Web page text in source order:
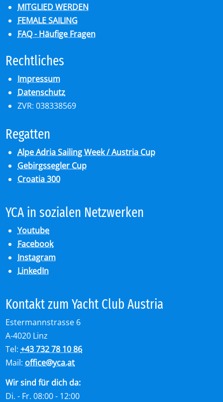
MITGLIED WERDEN
FEMALE SAILING
FAQ - Häufige Fragen
Recht­li­ches
Impressum
Datenschutz
ZVR: 038338569
Re­gat­ten
Alpe Adria Sailing Week / Austria Cup
Gebirgssegler Cup
Croatia 300
YCA in so­zia­len Netz­wer­ken
Youtube
Facebook
Instagram
LinkedIn
Kon­takt zum Yacht Club Aus­tria
Estermannstrasse 6
A-4020 Linz
Tel:+43 732 78 10 86
Mail: office@yca.at
Wir sind für dich da:
Di. - Fr. 08:00 - 12:00